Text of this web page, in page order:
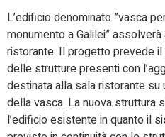
L’edificio denominato ”vasca
monumento a Galilei”
ristorante. Il progetto prevede
delle strutture presenti con
destinata alla sala ristorante su
della vasca. La nuova struttura
l’edificio esistente in quanto il